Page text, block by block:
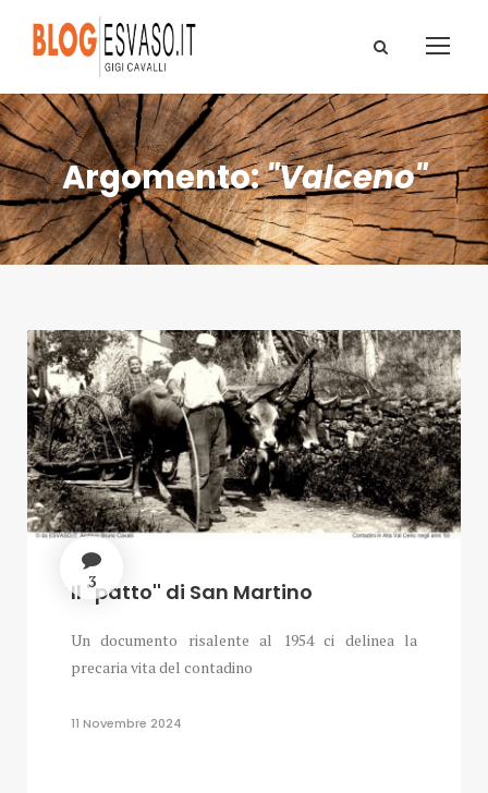
Argomento:"Valceno"
3
Il ''patto'' di San Martino
Un documento risalente al 1954 ci delinea la
precaria vita del contadino
11 Novembre 2024